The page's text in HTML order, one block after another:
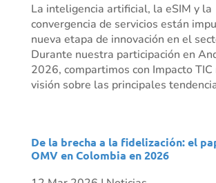
La inteligencia artificial, la eSIM y la
convergencia de servicios están
nueva etapa de innovación en el
Durante nuestra participación en
2026, compartimos con Impacto
visión sobre las principales
De la brecha a la fidelización: el
OMV en Colombia en 2026